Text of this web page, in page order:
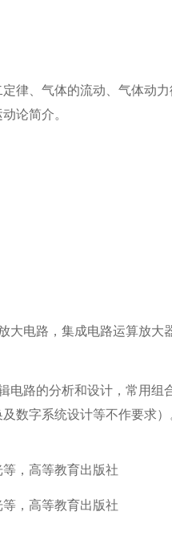
律、气体的流动、气体动
论简介。
电路，集成电路运算放
路的分析和设计，常用组
数字系统设计等不作要求）
，高等教育出版社
，高等教育出版社